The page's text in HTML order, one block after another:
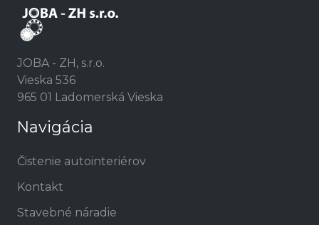
JOBA - ZH, s.r.o.
Vieska 536
965 01 Ladomerská Vieska
Navigácia
Čistenie autointeriérov
Kontakt
Stavebné náradie